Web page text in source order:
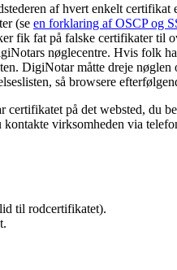
af hvert enkelt certifikat
(se en forklaring af OSCP og
fik fat på falske certifikater
nøglecentre. Hvis folk
DigiNotar måtte dreje
så browsere
på det websted, du
virksomheden via
til rodcertifikatet).